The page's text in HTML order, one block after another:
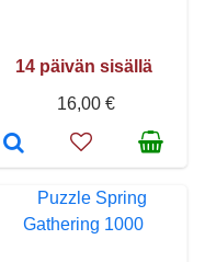
14 päivän sisällä
16,00 €